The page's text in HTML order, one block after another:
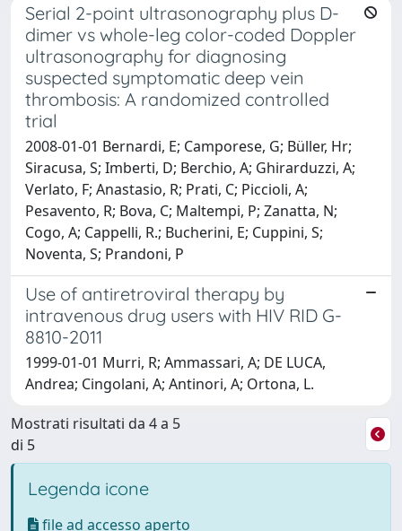
Serial 2-point ultrasonography plus D-
dimer vs whole-leg color-coded Doppler
ultrasonography for diagnosing
suspected symptomatic deep vein
thrombosis: A randomized controlled
trial
2008-01-01 Bernardi, E; Camporese, G; Büller, Hr;
Siracusa, S; Imberti, D; Berchio, A; Ghirarduzzi, A;
Verlato, F; Anastasio, R; Prati, C; Piccioli, A;
Pesavento, R; Bova, C; Maltempi, P; Zanatta, N;
Cogo, A; Cappelli, R.; Bucherini, E; Cuppini, S;
Noventa, S; Prandoni, P
Use of antiretroviral therapy by
intravenous drug users with HIV RID G-
8810-2011
1999-01-01 Murri, R; Ammassari, A; DE LUCA,
Andrea; Cingolani, A; Antinori, A; Ortona, L.
Mostrati risultati da 4 a 5
di 5
Legenda icone
file ad accesso aperto